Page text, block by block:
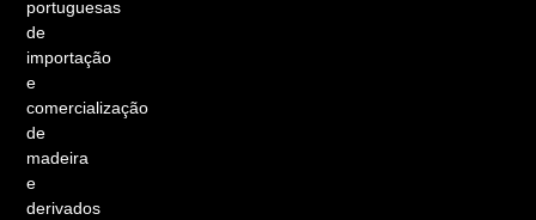
portuguesas
de
importação
e
comercialização
de
madeira
e
derivados